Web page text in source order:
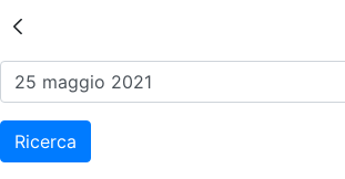
Risultati della
Ricerca